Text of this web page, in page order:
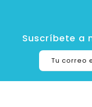
Suscríbete a